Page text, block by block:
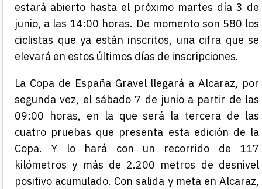
estará abierto hasta el próximo martes día 3 de
junio, a las 14:00 horas. De momento son 580 los
ciclistas que ya están inscritos, una cifra que se
elevará en estos últimos días de inscripciones.
La Copa de España Gravel llegará a Alcaraz, por
segunda vez, el sábado 7 de junio a partir de las
09:00 horas, en la que será la tercera de las
cuatro pruebas que presenta esta edición de la
Copa. Y lo hará con un recorrido de 117
kilómetros y más de 2.200 metros de desnivel
positivo acumulado. Con salida y meta en Alcaraz,